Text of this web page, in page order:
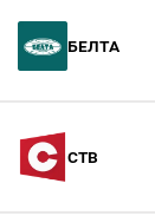
БелТА
СТВ